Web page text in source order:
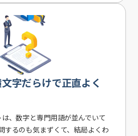
字だらけで正直よく
、数字と専門用語が並んでいて
するのも気まずくて、結局よくわ